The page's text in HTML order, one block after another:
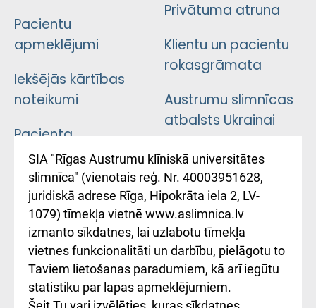
Pacientu
apmeklējumi
Iekšējās kārtības
noteikumi
Pacienta
atsauksmju/sūdzību
iesniegšanas
kārtība
Kā pie mums nokļūt
Rēķinu apmaksas
ceļvedis
Privātuma atruna
Klientu un pacientu
rokasgrāmata
Austrumu slimnīcas
atbalsts Ukrainai
Підтримка Східної
лікарні та співпраця з
Україною
SIA "Rīgas Austrumu klīniskā universitātes
slimnīca" (vienotais reģ. Nr. 40003951628,
juridiskā adrese Rīga, Hipokrāta iela 2, LV-
1079) tīmekļa vietnē www.aslimnica.lv
izmanto sīkdatnes, lai uzlabotu tīmekļa
vietnes funkcionalitāti un darbību, pielāgotu to
Taviem lietošanas paradumiem, kā arī iegūtu
statistiku par lapas apmeklējumiem.